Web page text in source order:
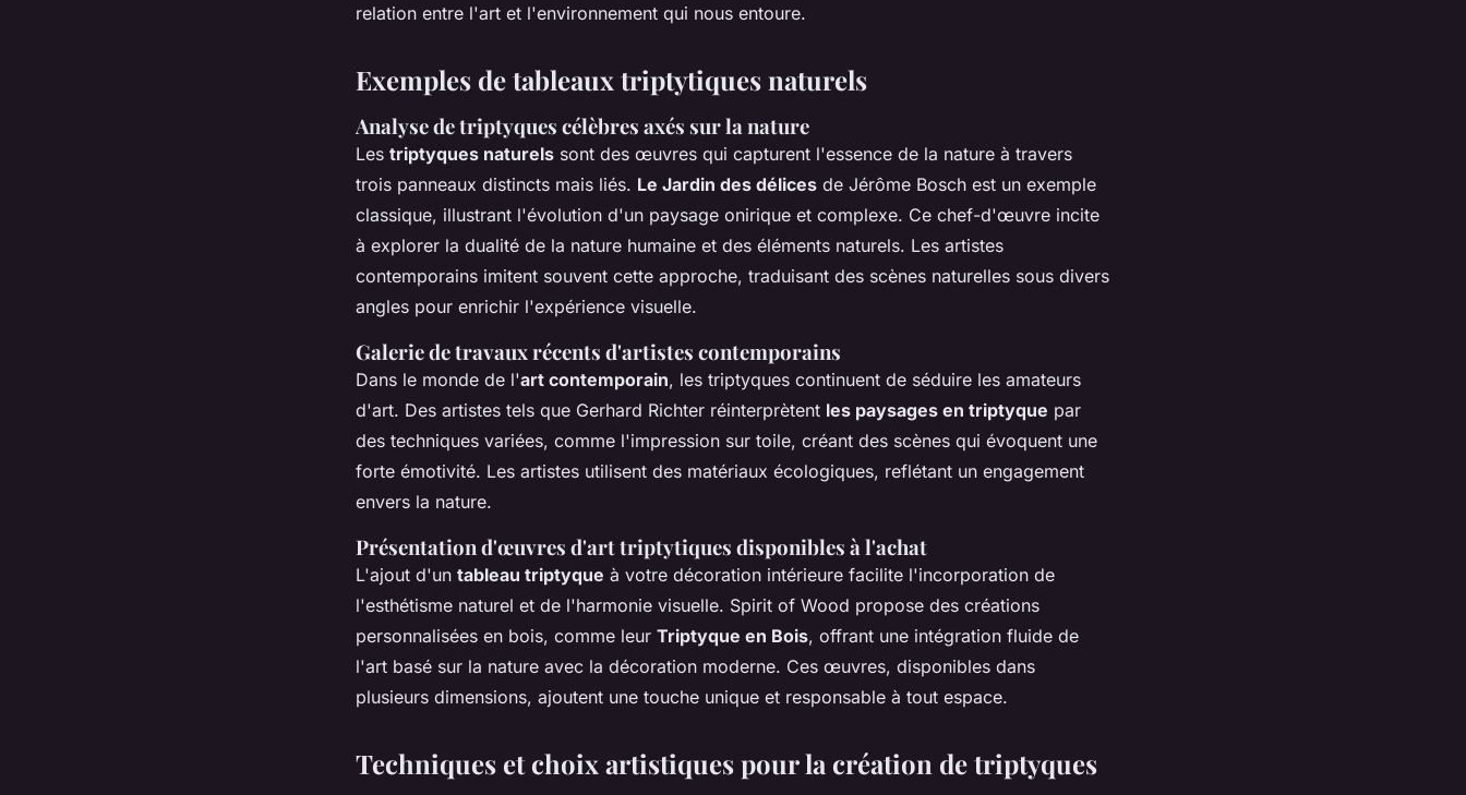
relation entre l'art et l'environnement qui nous entoure.
Exemples de tableaux triptytiques naturels
Analyse de triptyques célèbres axés sur la nature
Les triptyques naturels sont des œuvres qui capturent l'essence de la nature à travers
trois panneaux distincts mais liés. Le Jardin des délices de Jérôme Bosch est un exemple
classique, illustrant l'évolution d'un paysage onirique et complexe. Ce chef-d'œuvre incite
à explorer la dualité de la nature humaine et des éléments naturels. Les artistes
contemporains imitent souvent cette approche, traduisant des scènes naturelles sous divers
angles pour enrichir l'expérience visuelle.
Galerie de travaux récents d'artistes contemporains
Dans le monde de l'art contemporain, les triptyques continuent de séduire les amateurs
d'art. Des artistes tels que Gerhard Richter réinterprètent les paysages en triptyque par
des techniques variées, comme l'impression sur toile, créant des scènes qui évoquent une
forte émotivité. Les artistes utilisent des matériaux écologiques, reflétant un engagement
envers la nature.
Présentation d'œuvres d'art triptytiques disponibles à l'achat
L'ajout d'un tableau triptyque à votre décoration intérieure facilite l'incorporation de
l'esthétisme naturel et de l'harmonie visuelle. Spirit of Wood propose des créations
personnalisées en bois, comme leur Triptyque en Bois, offrant une intégration fluide de
l'art basé sur la nature avec la décoration moderne. Ces œuvres, disponibles dans
plusieurs dimensions, ajoutent une touche unique et responsable à tout espace.
Techniques et choix artistiques pour la création de triptyques